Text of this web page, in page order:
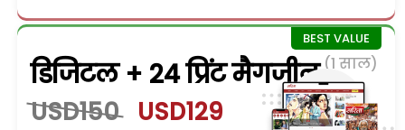
डिजिटल + 24 प्रिंट मैगजीन (1 साल)
USD150 USD129